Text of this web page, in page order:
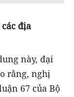
địa
này, đại
rằng, nghị
67 của Bộ